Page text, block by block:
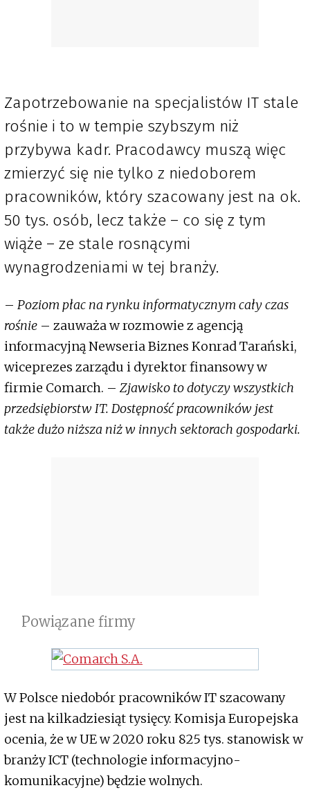
Zapotrzebowanie na specjalistów IT stale
rośnie i to w tempie szybszym niż
przybywa kadr. Pracodawcy muszą więc
zmierzyć się nie tylko z niedoborem
pracowników, który szacowany jest na ok.
50 tys. osób, lecz także – co się z tym
wiąże – ze stale rosnącymi
wynagrodzeniami w tej branży.
– Poziom płac na rynku informatycznym cały czas
rośnie – zauważa w rozmowie z agencją
informacyjną Newseria Biznes Konrad Tarański,
wiceprezes zarządu i dyrektor finansowy w
firmie Comarch. – Zjawisko to dotyczy wszystkich
przedsiębiorstw IT. Dostępność pracowników jest
także dużo niższa niż w innych sektorach gospodarki.
Powiązane firmy
W Polsce niedobór pracowników IT szacowany
jest na kilkadziesiąt tysięcy. Komisja Europejska
ocenia, że w UE w 2020 roku 825 tys. stanowisk w
branży ICT (technologie informacyjno-
komunikacyjne) będzie wolnych.